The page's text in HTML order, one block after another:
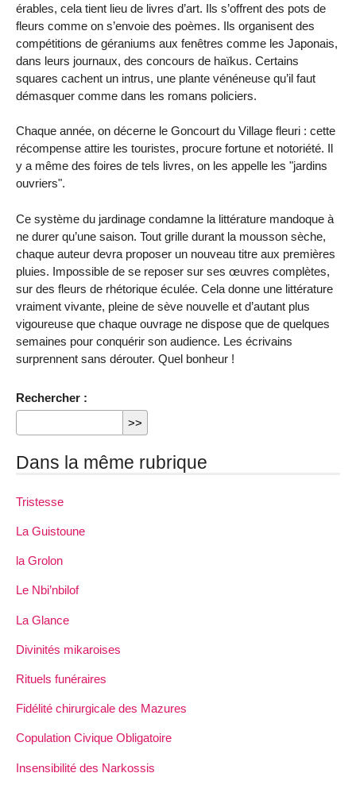
érables, cela tient lieu de livres d’art. Ils s’offrent des pots de
fleurs comme on s’envoie des poèmes. Ils organisent des
compétitions de géraniums aux fenêtres comme les Japonais,
dans leurs journaux, des concours de haïkus. Certains
squares cachent un intrus, une plante vénéneuse qu’il faut
démasquer comme dans les romans policiers.
Chaque année, on décerne le Goncourt du Village fleuri : cette
récompense attire les touristes, procure fortune et notoriété. Il
y a même des foires de tels livres, on les appelle les "jardins
ouvriers".
Ce système du jardinage condamne la littérature mandoque à
ne durer qu’une saison. Tout grille durant la mousson sèche,
chaque auteur devra proposer un nouveau titre aux premières
pluies. Impossible de se reposer sur ses œuvres complètes,
sur des fleurs de rhétorique éculée. Cela donne une littérature
vraiment vivante, pleine de sève nouvelle et d’autant plus
vigoureuse que chaque ouvrage ne dispose que de quelques
semaines pour conquérir son audience. Les écrivains
surprennent sans dérouter. Quel bonheur !
Rechercher :
Dans la même rubrique
Tristesse
La Guistoune
la Grolon
Le Nbi’nbilof
La Glance
Divinités mikaroises
Rituels funéraires
Fidélité chirurgicale des Mazures
Copulation Civique Obligatoire
Insensibilité des Narkossis